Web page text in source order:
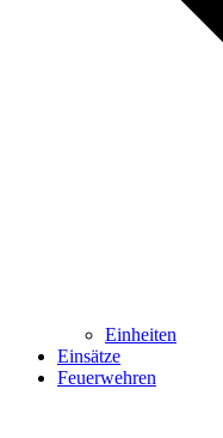
Einheiten
Einsätze
Feuerwehren